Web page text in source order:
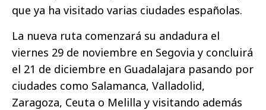
que ya ha visitado varias ciudades españolas.
La nueva ruta comenzará su andadura el
viernes 29 de noviembre en Segovia y concluirá
el 21 de diciembre en Guadalajara pasando por
ciudades como Salamanca, Valladolid,
Zaragoza, Ceuta o Melilla y visitando además